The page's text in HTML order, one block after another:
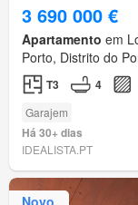
3 690 000 €
Apartamento em
Porto, Distrito do
T3 4
Garajem
Há 30+ dias
IDEALISTA.PT